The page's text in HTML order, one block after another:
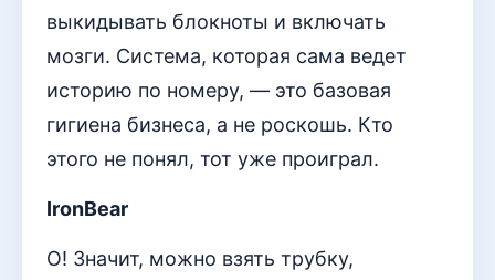
выкидывать блокноты и включать
мозги. Система, которая сама ведет
историю по номеру, — это базовая
гигиена бизнеса, а не роскошь. Кто
этого не понял, тот уже проиграл.
IronBear
О! Значит, можно взять трубку,